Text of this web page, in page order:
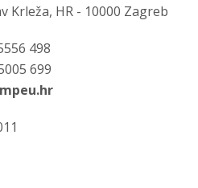
Krleža, HR - 10000 Zagreb
498
699